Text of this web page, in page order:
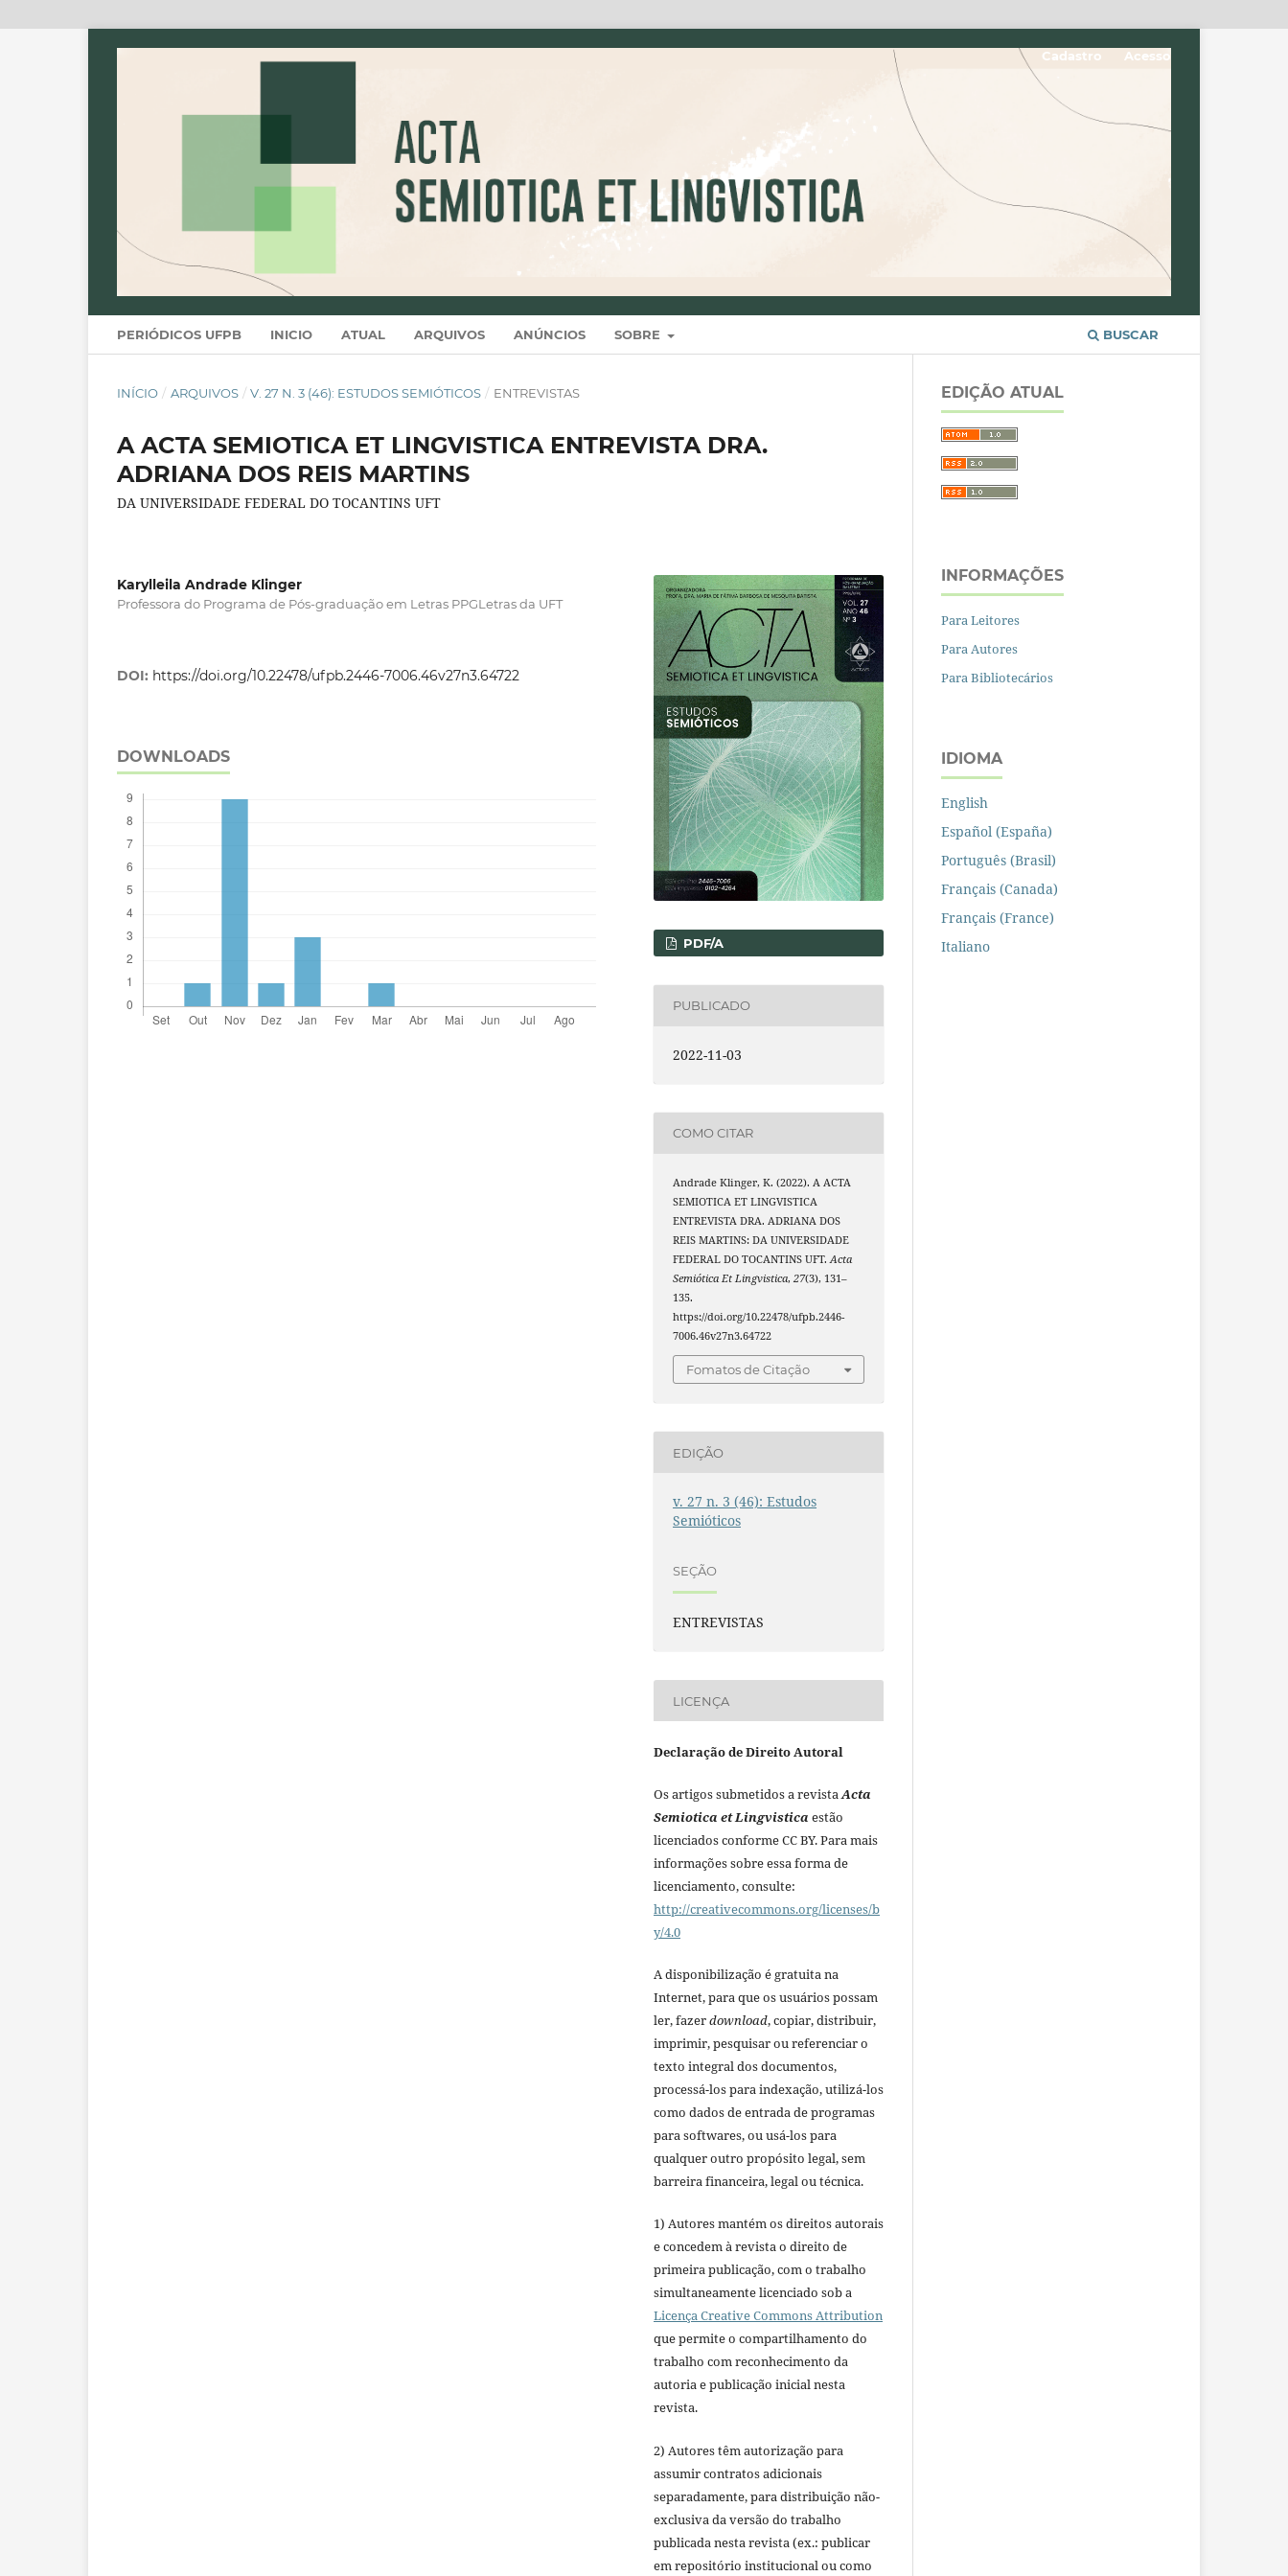
PERIÓDICOS UFPB INICIO ATUAL ARQUIVOS ANÚNCIOS SOBRE BUSCAR
Cadastro Acesso
INÍCIO / ARQUIVOS / V. 27 N. 3 (46): ESTUDOS SEMIÓTICOS / ENTREVISTAS
A ACTA SEMIOTICA ET LINGVISTICA ENTREVISTA DRA.
ADRIANA DOS REIS MARTINS
DA UNIVERSIDADE FEDERAL DO TOCANTINS UFT
Karylleila Andrade Klinger
Professora do Programa de Pós-graduação em Letras PPGLetras da UFT
DOI: https://doi.org/10.22478/ufpb.2446-7006.46v27n3.64722
DOWNLOADS
PDF/A
PUBLICADO
2022-11-03
COMO CITAR
Andrade Klinger, K. (2022). A ACTA
SEMIOTICA ET LINGVISTICA
ENTREVISTA DRA. ADRIANA DOS
REIS MARTINS: DA UNIVERSIDADE
FEDERAL DO TOCANTINS UFT.Acta
Semiótica Et Lingvistica,27(3), 131–
135.
https://doi.org/10.22478/ufpb.2446-
7006.46v27n3.64722
Fomatos de Citação
EDIÇÃO
v. 27 n. 3 (46): Estudos
Semióticos
SEÇÃO
ENTREVISTAS
LICENÇA
Declaração de Direito Autoral
Os artigos submetidos a revistaActa
Semiotica et Lingvistica estão
licenciados conforme CC BY. Para mais
informações sobre essa forma de
licenciamento, consulte:
http://creativecommons.org/licenses/b
y/4.0
A disponibilização é gratuita na
Internet, para que os usuários possam
ler, fazerdownload, copiar, distribuir,
imprimir, pesquisar ou referenciar o
texto integral dos documentos,
processá-los para indexação, utilizá-los
como dados de entrada de programas
para softwares, ou usá-los para
qualquer outro propósito legal, sem
barreira financeira, legal ou técnica.
1) Autores mantém os direitos autorais
e concedem à revista o direito de
primeira publicação, com o trabalho
simultaneamente licenciado sob a
Licença Creative Commons Attribution
que permite o compartilhamento do
trabalho com reconhecimento da
autoria e publicação inicial nesta
revista.
2) Autores têm autorização para
assumir contratos adicionais
separadamente, para distribuição não-
exclusiva da versão do trabalho
publicada nesta revista (ex.: publicar
em repositório institucional ou como
EDIÇÃO ATUAL
INFORMAÇÕES
Para Leitores
Para Autores
Para Bibliotecários
IDIOMA
English
Español (España)
Português (Brasil)
Français (Canada)
Français (France)
Italiano